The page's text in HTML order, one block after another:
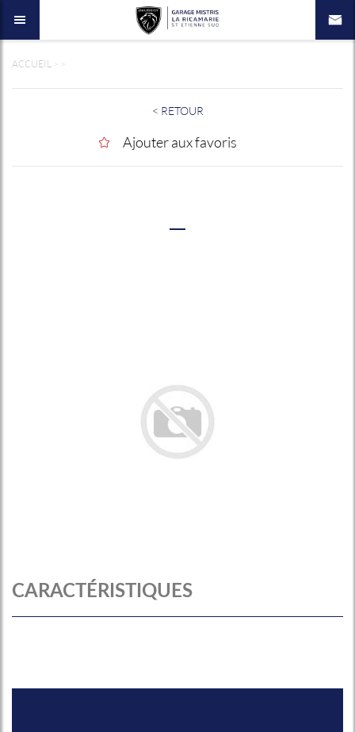
ACCUEIL
< RETOUR
Ajouter aux favoris
CARACTÉRISTIQUES